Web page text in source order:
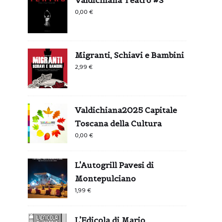
0,00€
Migranti, Schiavi e Bambini
2,99€
Valdichiana2025 Capitale
Toscana della Cultura
0,00€
L'Autogrill Pavesi di
Montepulciano
1,99€
L'Edicola di Mario